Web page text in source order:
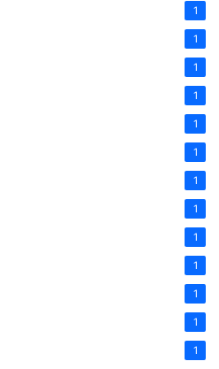
1
1
1
1
1
1
1
1
1
1
1
1
1